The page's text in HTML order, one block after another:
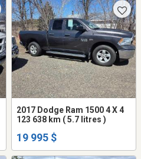
2017 Dodge Ram 1500 4 X 4
123 638 km ( 5.7 litres )
19 995 $